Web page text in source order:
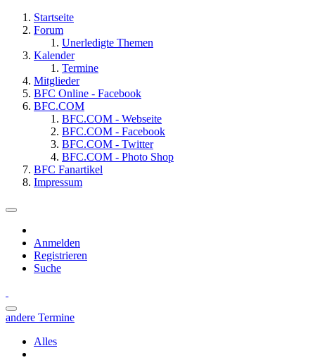
Startseite
Forum
Unerledigte Themen
Kalender
Termine
Mitglieder
BFC Online - Facebook
BFC.COM
BFC.COM - Webseite
BFC.COM - Facebook
BFC.COM - Twitter
BFC.COM - Photo Shop
BFC Fanartikel
Impressum
Anmelden
Registrieren
Suche
andere Termine
Alles